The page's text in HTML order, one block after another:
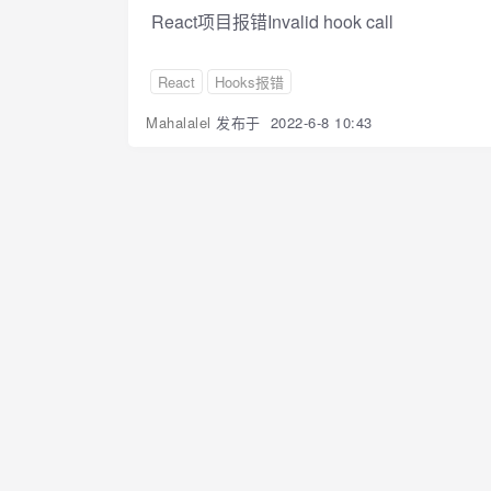
React项目报错Invalid hook call
React
Hooks报错
Mahalalel 发布于 2022-6-8 10:43